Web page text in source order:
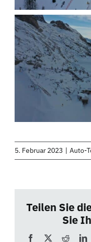
5. Februar 2023 | Auto-
Teilen Sie
Sie
Facebook
X Reddit